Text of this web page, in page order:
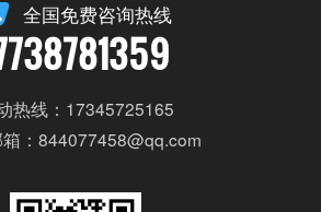
全国免费咨询热线
热线：17345725165
：844077458@qq.com